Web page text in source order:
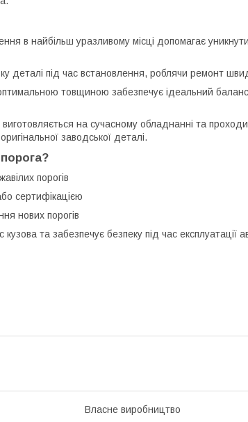
в найбільш уразливому місці допомагає
деталі під час встановлення, роблячи ремонт
товщиною забезпечує ідеальний баланс
виготовляється на сучасному обладнанні та
заводської деталі.
порогів
сертифікацією
нових порогів
та забезпечує безпеку під час експлуатації
Власне виробництво